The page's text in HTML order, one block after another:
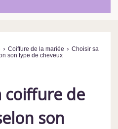
› Coiffure de la mariée › Choisir sa
son type de cheveux
coiffure de
son